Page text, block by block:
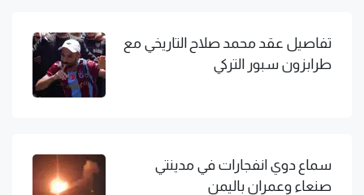
تفاصيل عقد محمد صلاح التاريخي مع
طرابزون سبور التركي
سماع دوي انفجارات في مدينتي
صنعاء وعمران باليمن